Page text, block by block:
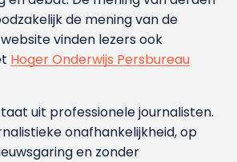
de mening van de
vinden lezers ook
Hoger Onderwijs Persbureau
uit professionele journalisten.
onafhankelijkheid, op
en zonder